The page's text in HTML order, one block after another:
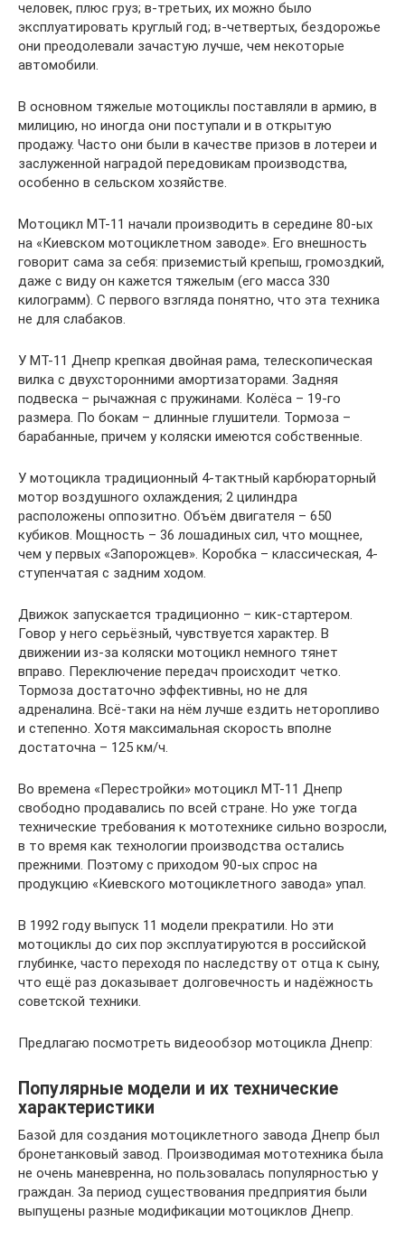
человек, плюс груз; в-третьих, их можно было
эксплуатировать круглый год; в-четвертых, бездорожье
они преодолевали зачастую лучше, чем некоторые
автомобили.
В основном тяжелые мотоциклы поставляли в армию, в
милицию, но иногда они поступали и в открытую
продажу. Часто они были в качестве призов в лотереи и
заслуженной наградой передовикам производства,
особенно в сельском хозяйстве.
Мотоцикл МТ-11 начали производить в середине 80-ых
на «Киевском мотоциклетном заводе». Его внешность
говорит сама за себя: приземистый крепыш, громоздкий,
даже с виду он кажется тяжелым (его масса 330
килограмм). С первого взгляда понятно, что эта техника
не для слабаков.
У МТ-11 Днепр крепкая двойная рама, телескопическая
вилка с двухсторонними амортизаторами. Задняя
подвеска – рычажная с пружинами. Колёса – 19-го
размера. По бокам – длинные глушители. Тормоза –
барабанные, причем у коляски имеются собственные.
У мотоцикла традиционный 4-тактный карбюраторный
мотор воздушного охлаждения; 2 цилиндра
расположены оппозитно. Объём двигателя – 650
кубиков. Мощность – 36 лошадиных сил, что мощнее,
чем у первых «Запорожцев». Коробка – классическая, 4-
ступенчатая с задним ходом.
Движок запускается традиционно – кик-стартером.
Говор у него серьёзный, чувствуется характер. В
движении из-за коляски мотоцикл немного тянет
вправо. Переключение передач происходит четко.
Тормоза достаточно эффективны, но не для
адреналина. Всё-таки на нём лучше ездить неторопливо
и степенно. Хотя максимальная скорость вполне
достаточна – 125 км/ч.
Во времена «Перестройки» мотоцикл МТ-11 Днепр
свободно продавались по всей стране. Но уже тогда
технические требования к мототехнике сильно возросли,
в то время как технологии производства остались
прежними. Поэтому с приходом 90-ых спрос на
продукцию «Киевского мотоциклетного завода» упал.
В 1992 году выпуск 11 модели прекратили. Но эти
мотоциклы до сих пор эксплуатируются в российской
глубинке, часто переходя по наследству от отца к сыну,
что ещё раз доказывает долговечность и надёжность
советской техники.
Предлагаю посмотреть видеообзор мотоцикла Днепр:
Популярные модели и их технические
характеристики
Базой для создания мотоциклетного завода Днепр был
бронетанковый завод. Производимая мототехника была
не очень маневренна, но пользовалась популярностью у
граждан. За период существования предприятия были
выпущены разные модификации мотоциклов Днепр.